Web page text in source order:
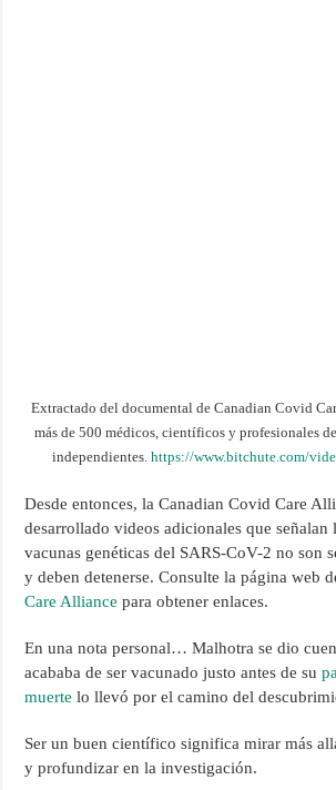
Extractado del documental de Canadian Covid
más de 500 médicos, científicos y profesionales
independientes. https://www.bitchute.com/
Desde entonces, la Canadian Covid Care
desarrollado videos adicionales que señalan
vacunas genéticas del SARS-CoV-2 no son
y deben detenerse. Consulte la página web
Care Alliance para obtener enlaces.
En una nota personal… Malhotra se dio
acababa de ser vacunado justo antes de su
muerte lo llevó por el camino del
Ser un buen científico significa mirar más
y profundizar en la investigación.